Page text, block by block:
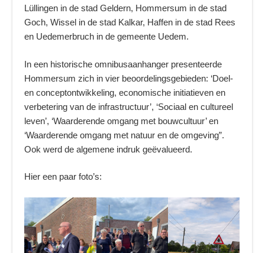
Lüllingen in de stad Geldern, Hommersum in de stad
Goch, Wissel in de stad Kalkar, Haffen in de stad Rees
en Uedemerbruch in de gemeente Uedem.
In een historische omnibusaanhanger presenteerde
Hommersum zich in vier beoordelingsgebieden: ‘Doel-
en conceptontwikkeling, economische initiatieven en
verbetering van de infrastructuur’, ‘Sociaal en cultureel
leven’, ‘Waarderende omgang met bouwcultuur’ en
‘Waarderende omgang met natuur en de omgeving”.
Ook werd de algemene indruk geëvalueerd.
Hier een paar foto’s: